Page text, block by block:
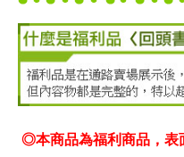
◎本商品為福利商品，表